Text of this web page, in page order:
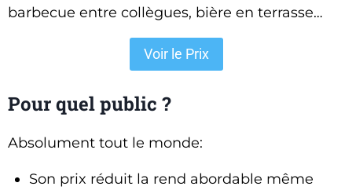
barbecue entre collègues, bière en terrasse…
Voir le Prix
Pour quel public ?
Absolument tout le monde:
Son prix réduit la rend abordable même